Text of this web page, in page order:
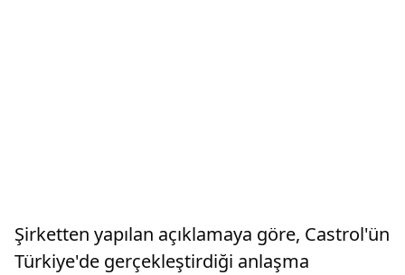
Şirketten yapılan açıklamaya göre, Castrol'ün
Türkiye'de gerçekleştirdiği anlaşma